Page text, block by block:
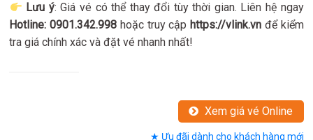
Lưu ý: Giá vé có thể thay đổi tùy thời gian. Liên hệ ngay
Hotline: 0901.342.998 hoặc truy cập https://vlink.vn để kiểm
tra giá chính xác và đặt vé nhanh nhất!
Xem giá vé Online
★ Ưu đãi dành cho khách hàng mới